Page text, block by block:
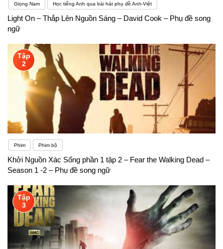
Giọng Nam Học tiếng Anh qua bài hát phụ đề Anh-Việt
Light On – Thắp Lên Nguồn Sáng – David Cook – Phụ đề song
ngữ
Tập
2
Phim Phim bộ
Khởi Nguồn Xác Sống phần 1 tập 2 – Fear the Walking Dead –
Season 1 -2 – Phụ đề song ngữ
Tập
3